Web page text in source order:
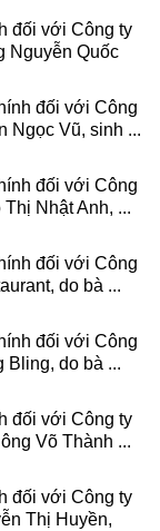
đối với Công ty
Nguyễn Quốc
đối với Công
Ngọc Vũ, sinh ...
đối với Công
Nhật Anh, ...
đối với Công
do bà ...
đối với Công
do bà ...
đối với Công ty
Võ Thành ...
đối với Công ty
Thị Huyền,